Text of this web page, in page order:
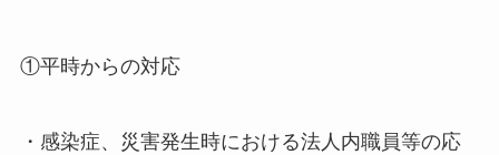
①平時からの対応
・感染症、災害発生時における法人内職員等の応